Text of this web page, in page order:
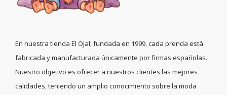
En nuestra tienda El Ojal, fundada en 1999, cada prenda está
fabricada y manufacturada únicamente por firmas españolas.
Nuestro objetivo es ofrecer a nuestros clientes las mejores
calidades, teniendo un amplio conocimiento sobre la moda